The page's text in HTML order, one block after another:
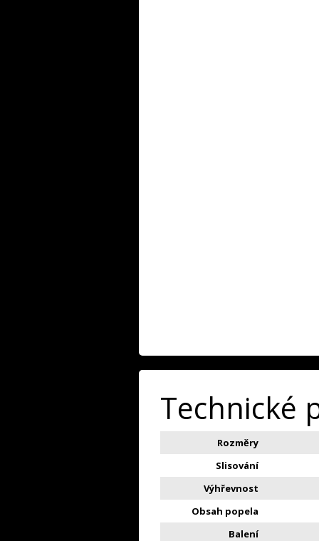
Technické
Rozměry
Slisování
Výhřevnost
Obsah popela
Balení